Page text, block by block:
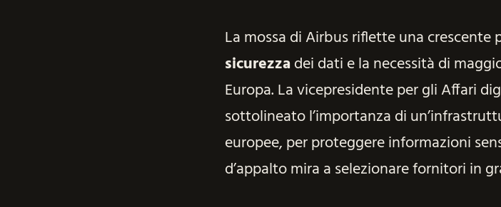
La mossa di Airbus riflette una crescente
sicurezzadei dati e la necessità di
Europa. La vicepresidente per gli Affari
sottolineato l’importanza di
europee, per proteggere informazioni
d’appalto mira a selezionare fornitori in